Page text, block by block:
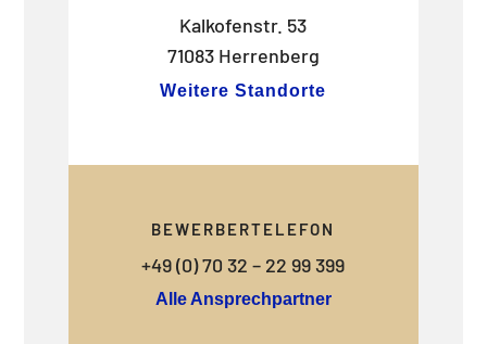
Kalkofenstr. 53
71083 Herrenberg
Weitere Standorte
BEWERBERTELEFON
+49 (0) 70 32 – 22 99 399
Alle Ansprechpartner